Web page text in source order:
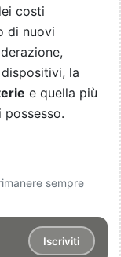
costi
di nuovi
la
e quella più
sempre
Iscriviti